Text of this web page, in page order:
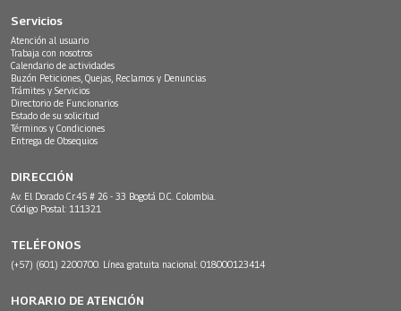
Servicios
Atención al usuario
Trabaja con nosotros
Calendario de actividades
Buzón Peticiones, Quejas, Reclamos y Denuncias
Trámites y Servicios
Directorio de Funcionarios
Estado de su solicitud
Términos y Condiciones
Entrega de Obsequios
DIRECCIÓN
Av. El Dorado Cr.45 # 26 - 33 Bogotá D.C. Colombia.
Código Postal: 111321
TELÉFONOS
(+57) (601) 2200700. Línea gratuita nacional: 018000123414
HORARIO DE ATENCIÓN